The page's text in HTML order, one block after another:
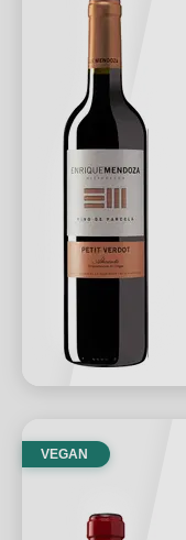
VEGAN